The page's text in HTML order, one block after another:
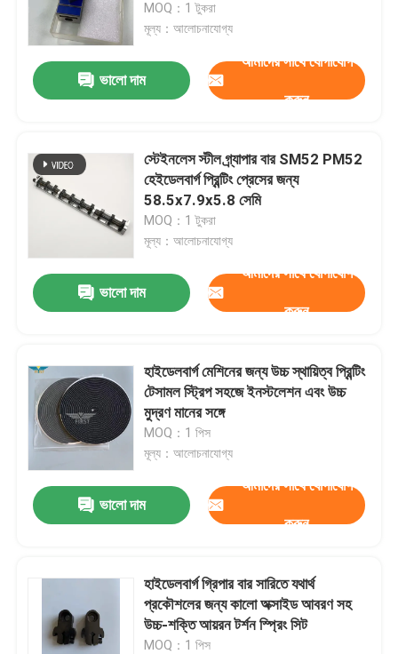
পণ্য
আমাদের সম্পর্কে
কারখানা পরিদর্শন
আমাদের সাথে যোগাযোগ করুন
MOQ：1 টুকরা
মূল্য：আলোচনাযোগ্য
ভালো দাম
আমাদের সাথে যোগাযোগ
করুন
স্টেইনলেস স্টীল গ্র্যাপার বার SM52 PM52
হেইডেলবার্গ প্রিন্টিং প্রেসের জন্য
58.5x7.9x5.8 সেমি
MOQ：1 টুকরা
মূল্য：আলোচনাযোগ্য
ভালো দাম
আমাদের সাথে যোগাযোগ
করুন
হাইডেলবার্গ মেশিনের জন্য উচ্চ স্থায়িত্ব প্রিন্টিং
টেসামল স্ট্রিপ সহজে ইনস্টলেশন এবং উচ্চ
মুদ্রণ মানের সঙ্গে
MOQ：1 পিস
মূল্য：আলোচনাযোগ্য
ভালো দাম
আমাদের সাথে যোগাযোগ
করুন
হাইডেলবার্গ গ্রিপার বার সারিতে যথার্থ
প্রকৌশলের জন্য কালো অক্সাইড আবরণ সহ
উচ্চ-শক্তি আয়রন টর্শন স্প্রিং সিট
MOQ：1 পিস